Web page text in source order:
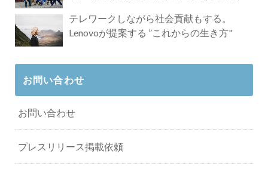
テレワークしながら社会貢献もする。
Lenovoが提案する ”これからの生き方"
お問い合わせ
お問い合わせ
プレスリリース掲載依頼